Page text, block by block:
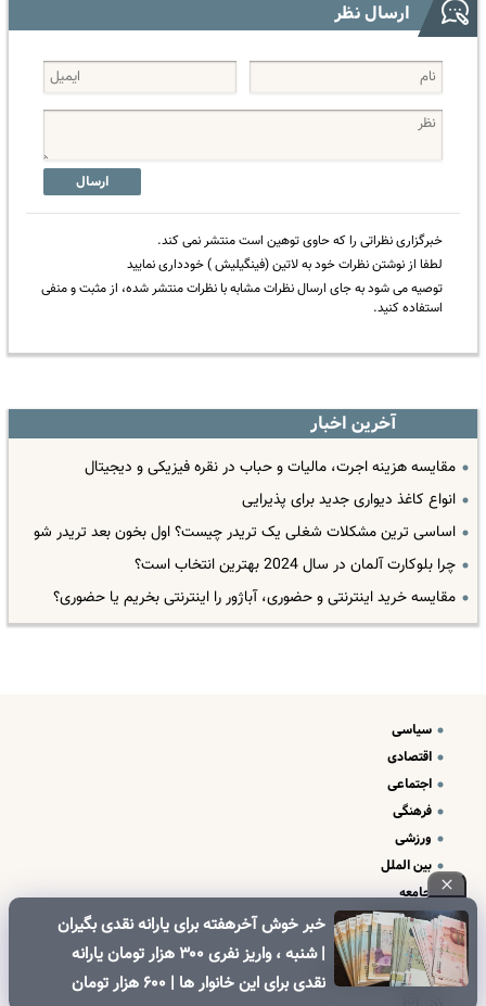
ارسال نظر
ارسال
خبرگزاری نظراتی را که حاوی توهین است منتشر نمی کند.
لطفا از نوشتن نظرات خود به لاتین (فینگیلیش ) خودداری نمایید
توصیه می شود به جای ارسال نظرات مشابه با نظرات منتشر شده، از مثبت و منفی
استفاده کنید.
آخرین اخبار
مقایسه هزینه اجرت، مالیات و حباب در نقره فیزیکی و دیجیتال
انواع کاغذ دیواری جدید برای پذیرایی
اساسی ترین مشکلات شغلی یک تریدر چیست؟ اول بخون بعد تریدر شو
چرا بلوکارت آلمان در سال 2024 بهترین انتخاب است؟
مقایسه خرید اینترنتی و حضوری، آباژور را اینترنتی بخریم یا حضوری؟
خبر خوش آخرهفته برای یارانه نقدی بگیران
| شنبه ، واریز نفری ۳۰۰ هزار تومان یارانه
نقدی برای این خانوار ها | ۶۰۰ هزار تومان
سیاسی
اقتصادی
اجتماعی
فرهنگی
ورزشی
بین الملل
جامعه
علم و فناوری
درباره ما
تبلیغات و تماس با ما